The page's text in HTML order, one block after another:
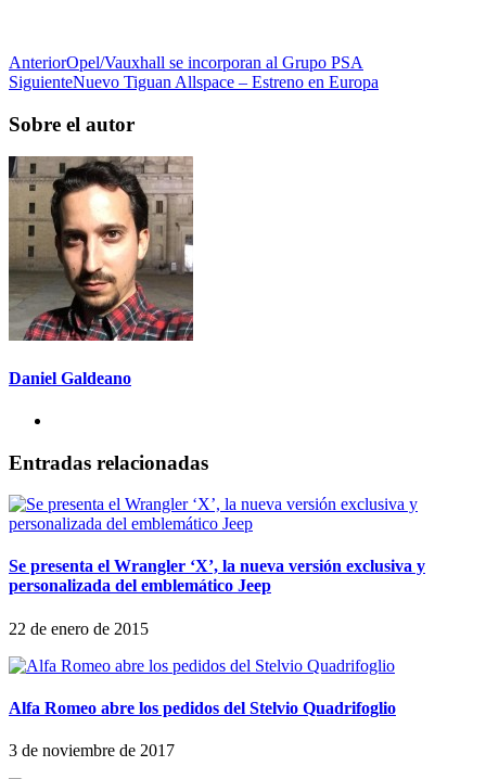
AnteriorOpel/Vauxhall se incorporan al Grupo PSA
SiguienteNuevo Tiguan Allspace – Estreno en Europa
Sobre el autor
Daniel Galdeano
Entradas relacionadas
Se presenta el Wrangler ‘X’, la nueva versión exclusiva y
personalizada del emblemático Jeep
22 de enero de 2015
Alfa Romeo abre los pedidos del Stelvio Quadrifoglio
3 de noviembre de 2017